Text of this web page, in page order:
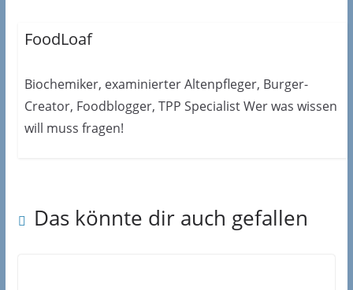
FoodLoaf
Biochemiker, examinierter Altenpfleger, Burger-
Creator, Foodblogger, TPP Specialist Wer was wissen
will muss fragen!
Das könnte dir auch gefallen